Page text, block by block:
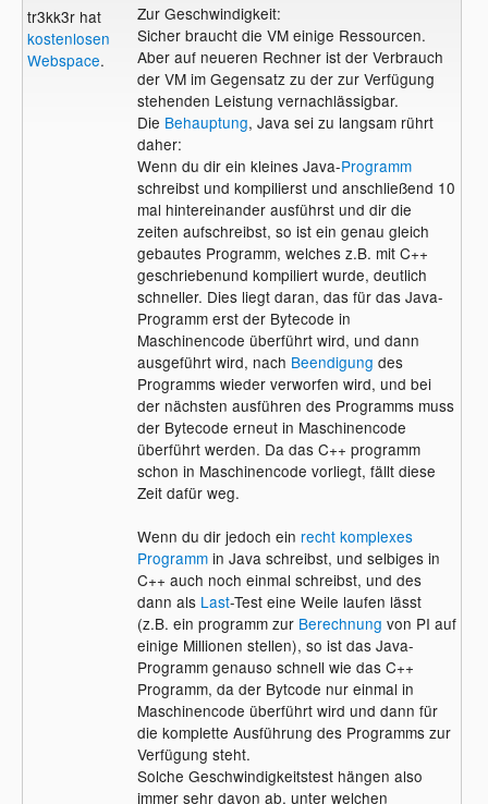
tr3kk3r hat
kostenlosen
Webspace.
Zur Geschwindigkeit:
Sicher braucht die VM einige Ressourcen.
Aber auf neueren Rechner ist der Verbrauch
der VM im Gegensatz zu der zur Verfügung
stehenden Leistung vernachlässigbar.
Die Behauptung, Java sei zu langsam rührt
daher:
Wenn du dir ein kleines Java-Programm
schreibst und kompilierst und anschließend 10
mal hintereinander ausführst und dir die
zeiten aufschreibst, so ist ein genau gleich
gebautes Programm, welches z.B. mit C++
geschriebenund kompiliert wurde, deutlich
schneller. Dies liegt daran, das für das Java-
Programm erst der Bytecode in
Maschinencode überführt wird, und dann
ausgeführt wird, nach Beendigung des
Programms wieder verworfen wird, und bei
der nächsten ausführen des Programms muss
der Bytecode erneut in Maschinencode
überführt werden. Da das C++ programm
schon in Maschinencode vorliegt, fällt diese
Zeit dafür weg.
Wenn du dir jedoch ein recht komplexes
Programmin Java schreibst, und selbiges in
C++ auch noch einmal schreibst, und des
dann als Last-Test eine Weile laufen lässt
(z.B. ein programm zur Berechnung von PI auf
einige Millionen stellen), so ist das Java-
Programm genauso schnell wie das C++
Programm, da der Bytcode nur einmal in
Maschinencode überführt wird und dann für
die komplette Ausführung des Programms zur
Verfügung steht.
Solche Geschwindigkeitstest hängen also
immer sehr davon ab, unter welchen